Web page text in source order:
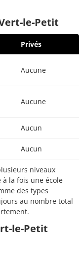
le-Petit
Privés
Aucune
Aucune
Aucun
Aucun
niveaux
la fois une école
des types
au nombre total
le-Petit